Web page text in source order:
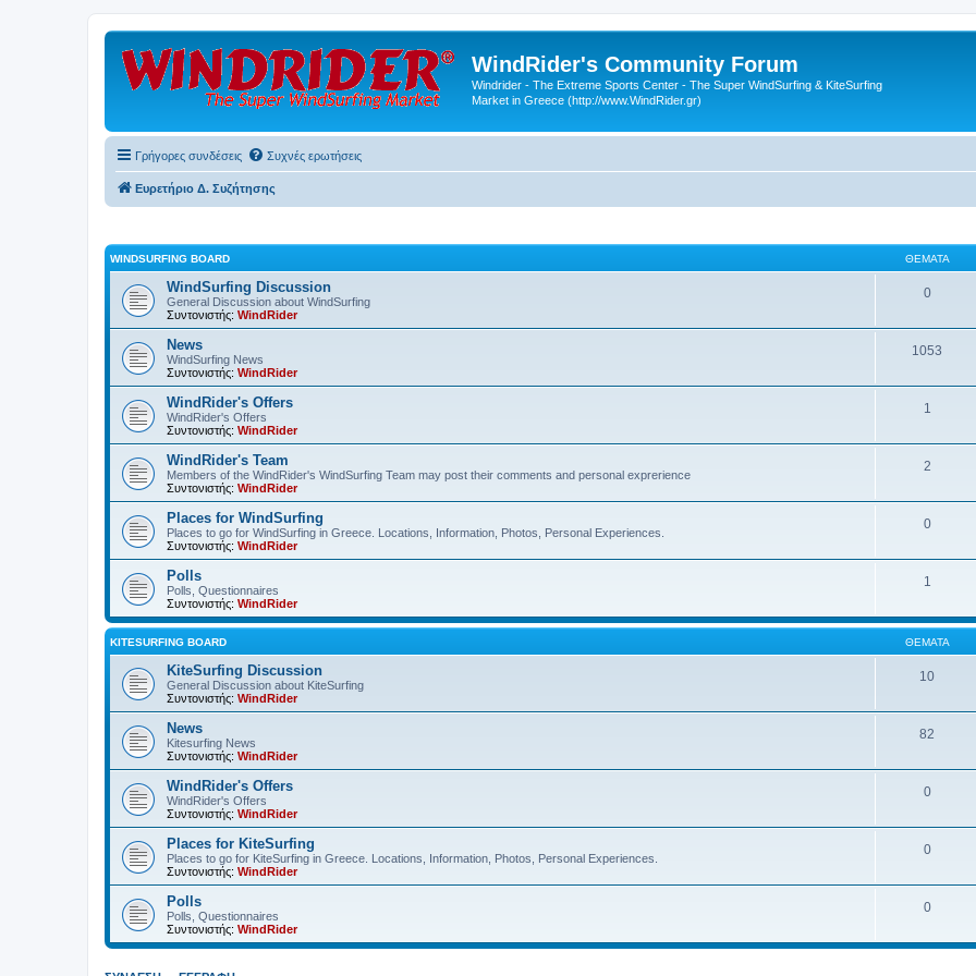
WindRider's Community Forum
Windrider - The Extreme Sports Center - The Super WindSurfing & KiteSurfing
Market in Greece (http://www.WindRider.gr)
Γρήγορες συνδέσεις Συχνές ερωτήσεις
Ευρετήριο Δ. Συζήτησης
WINDSURFING BOARD ΘΈΜΑΤΑ
WindSurfing Discussion
General Discussion about WindSurfing
Συντονιστής: WindRider
0
News
WindSurfing News
Συντονιστής: WindRider
1053
WindRider's Offers
WindRider's Offers
Συντονιστής: WindRider
1
WindRider's Team
Members of the WindRider's WindSurfing Team may post their comments and personal exprerience
Συντονιστής: WindRider
2
Places for WindSurfing
Places to go for WindSurfing in Greece. Locations, Information, Photos, Personal Experiences.
Συντονιστής: WindRider
0
Polls
Polls, Questionnaires
Συντονιστής: WindRider
1
KITESURFING BOARD ΘΈΜΑΤΑ
KiteSurfing Discussion
General Discussion about KiteSurfing
Συντονιστής: WindRider
10
News
Kitesurfing News
Συντονιστής: WindRider
82
WindRider's Offers
WindRider's Offers
Συντονιστής: WindRider
0
Places for KiteSurfing
Places to go for KiteSurfing in Greece. Locations, Information, Photos, Personal Experiences.
Συντονιστής: WindRider
0
Polls
Polls, Questionnaires
Συντονιστής: WindRider
0